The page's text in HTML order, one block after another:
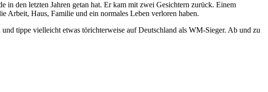
in den letzten Jahren getan hat. Er kam mit zwei Gesichtern zurück. Einem
Arbeit, Haus, Familie und ein normales Leben verloren haben.
tippe vielleicht etwas törichterweise auf Deutschland als WM-Sieger. Ab und zu